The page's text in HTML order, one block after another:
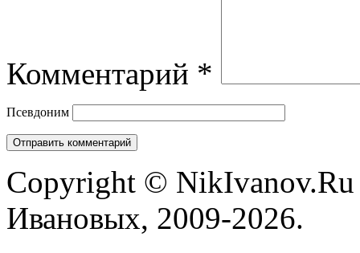
Комментарий *
Псевдоним
Copyright ©
Ивановых, 2009-2026.